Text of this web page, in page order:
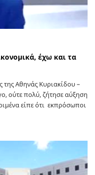
έχω και τα
της Αθηνάς Κυριακίδου –
ούτε πολύ, ζήτησε αύξηση
είπε ότι εκπρόσωποι